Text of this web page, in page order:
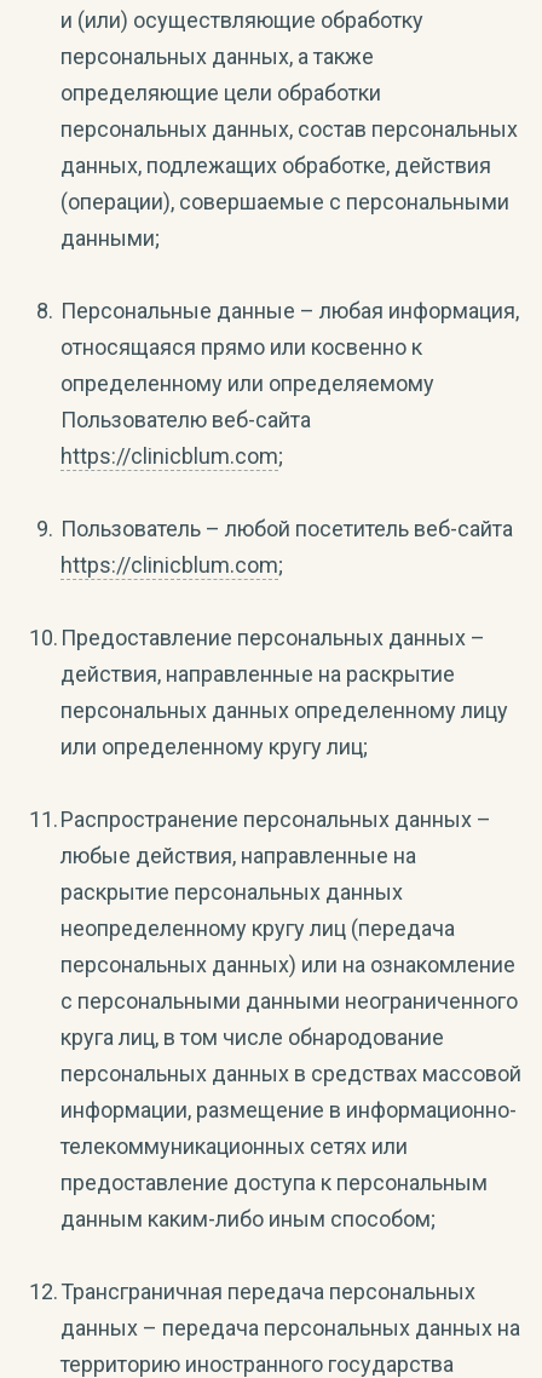
и (или) осуществляющие обработку
персональных данных, а также
определяющие цели обработки
персональных данных, состав персональных
данных, подлежащих обработке, действия
(операции), совершаемые с персональными
данными;
Персональные данные – любая информация,
относящаяся прямо или косвенно к
определенному или определяемому
Пользователю веб-сайта
https://clinicblum.com;
Пользователь – любой посетитель веб-сайта
https://clinicblum.com;
Предоставление персональных данных –
действия, направленные на раскрытие
персональных данных определенному лицу
или определенному кругу лиц;
Распространение персональных данных –
любые действия, направленные на
раскрытие персональных данных
неопределенному кругу лиц (передача
персональных данных) или на ознакомление
с персональными данными неограниченного
круга лиц, в том числе обнародование
персональных данных в средствах массовой
информации, размещение в информационно-
телекоммуникационных сетях или
предоставление доступа к персональным
данным каким-либо иным способом;
Трансграничная передача персональных
данных – передача персональных данных на
территорию иностранного государства